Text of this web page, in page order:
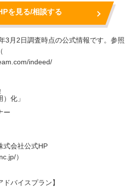
を見る/相談する
3月2日調査時点の公式情報です。参照
indeed/
化」
ー
式会社公式HP
）
ドバイスプラン】